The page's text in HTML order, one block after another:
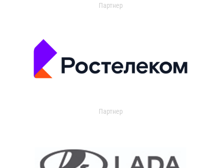
Партнер
Партнер